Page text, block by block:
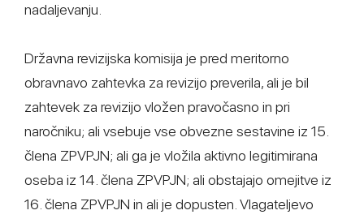
nadaljevanju.
Državna revizijska komisija je pred meritorno
obravnavo zahtevka za revizijo preverila, ali je bil
zahtevek za revizijo vložen pravočasno in pri
naročniku; ali vsebuje vse obvezne sestavine iz 15.
člena ZPVPJN; ali ga je vložila aktivno legitimirana
oseba iz 14. člena ZPVPJN; ali obstajajo omejitve iz
16. člena ZPVPJN in ali je dopusten. Vlagateljevo